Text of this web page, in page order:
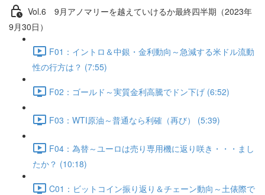
Vol.6 9⽉アノマリーを越えていけるか最終四半期（2023年
9月30日）
F01：イントロ＆中銀・金利動向～急減する米ドル流動
性の行方は？ (7:55)
F02：ゴールド～実質金利高騰でドン下げ (6:52)
F03：WTI原油～普通なら利確（再び） (5:39)
F04：為替～ユーロは売り専用機に返り咲き・・・まし
たか？ (10:18)
C01：ビットコイン振り返り＆チェーン動向～土俵際で